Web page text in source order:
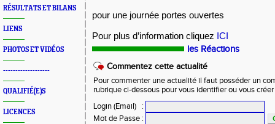
RÉSULTATS ET BILANS
LIENS
PHOTOS ET VIDÉOS
-------------------
QUALIFIÉ(E)S
LICENCES
pour une journée portes ouvertes
Pour plus d’information cliquez ICI
les Réactions
Commentez cette actualité
Pour commenter une actualité il faut posséder un
rubrique ci-dessous pour vous identifier ou vous
Login (Email)
:
Mot de Passe :